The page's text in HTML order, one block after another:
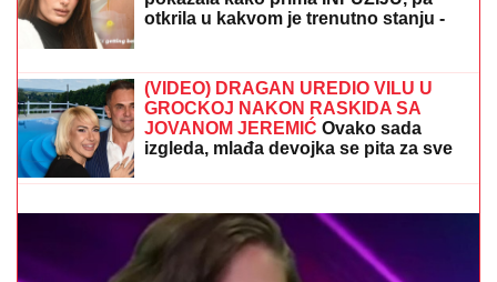
pokazala kako prima INFUZIJU, pa
otkrila u kakvom je trenutno stanju -
ovih dana prodaje i kuću